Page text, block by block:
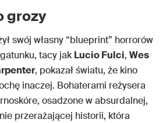
grozy
swój własny “blueprint” horrorów
tacy jakLucio Fulci, Wes
, pokazał światu, że kino
inaczej. Bohaterami reżysera
osadzone w absurdalnej,
przerażającej historii, która